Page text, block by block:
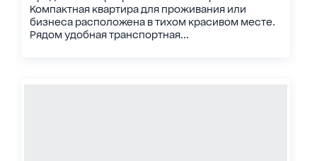
Компактная квартира для проживания или
бизнеса расположена в тихом красивом месте.
Рядом удобная транспортная...